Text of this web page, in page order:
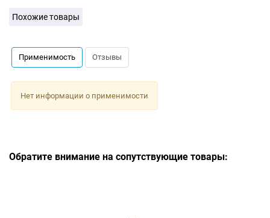
Похожие товары
Применимость Отзывы
Нет информации о применимости
Обратите внимание на сопутствующие товары: